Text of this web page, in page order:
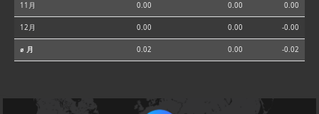
11月 0.00 0.00 0.00
12月 0.00 0.00 -0.00
⌀ 月 0.02 0.00 -0.02